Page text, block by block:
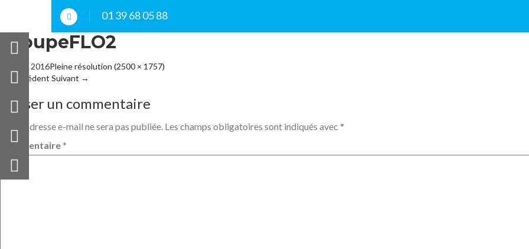
01 39 68 05 88
GroupeFLO2
10 mars 2016Pleine résolution (2500 × 1757)
Précédent Suivant →
Laisser un commentaire
Votre adresse e-mail ne sera pas publiée. Les champs obligatoires sont indiqués avec *
Commentaire *